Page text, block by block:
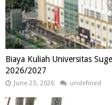
Biaya Kuliah Universitas
2026/2027
June 23, 2026 undefined